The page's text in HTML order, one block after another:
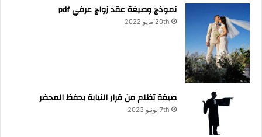
نموذج وصيغة عقد زواج عرفي pdf
20th مايو 2022
صيغة تظلم من قرار النيابة بحفظ المحضر
7th يونيو 2023